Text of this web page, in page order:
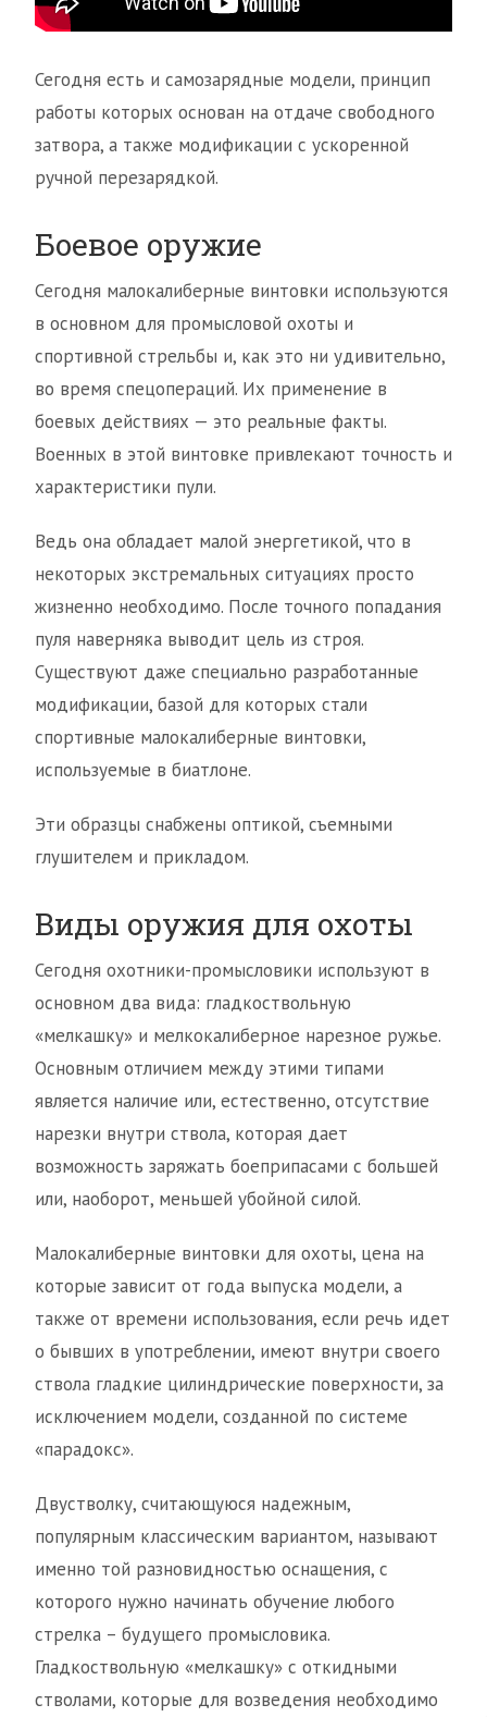
Сегодня есть и самозарядные модели, принцип
работы которых основан на отдаче свободного
затвора, а также модификации с ускоренной
ручной перезарядкой.
Боевое оружие
Сегодня малокалиберные винтовки используются
в основном для промысловой охоты и
спортивной стрельбы и, как это ни удивительно,
во время спецопераций. Их применение в
боевых действиях — это реальные факты.
Военных в этой винтовке привлекают точность и
характеристики пули.
Ведь она обладает малой энергетикой, что в
некоторых экстремальных ситуациях просто
жизненно необходимо. После точного попадания
пуля наверняка выводит цель из строя.
Существуют даже специально разработанные
модификации, базой для которых стали
спортивные малокалиберные винтовки,
используемые в биатлоне.
Эти образцы снабжены оптикой, съемными
глушителем и прикладом.
Виды оружия для охоты
Сегодня охотники-промысловики используют в
основном два вида: гладкоствольную
«мелкашку» и мелкокалиберное нарезное ружье.
Основным отличием между этими типами
является наличие или, естественно, отсутствие
нарезки внутри ствола, которая дает
возможность заряжать боеприпасами с большей
или, наоборот, меньшей убойной силой.
Малокалиберные винтовки для охоты, цена на
которые зависит от года выпуска модели, а
также от времени использования, если речь идет
о бывших в употреблении, имеют внутри своего
ствола гладкие цилиндрические поверхности, за
исключением модели, созданной по системе
«парадокс».
Двустволку, считающуюся надежным,
популярным классическим вариантом, называют
именно той разновидностью оснащения, с
которого нужно начинать обучение любого
стрелка – будущего промысловика.
Гладкоствольную «мелкашку» с откидными
стволами, которые для возведения необходимо